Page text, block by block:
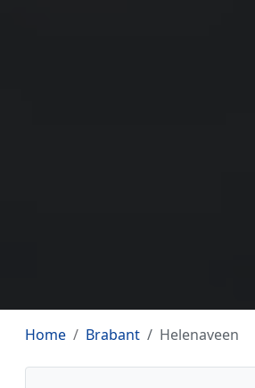
Home Brabant Helenaveen